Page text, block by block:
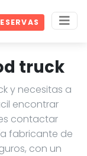
truck
y necesitas a
encontrar
contactar
fabricante de
con un